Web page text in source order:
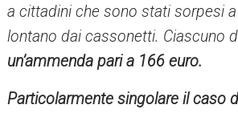
a cittadini che sono stati sorpesi
lontano dai cassonetti. Ciascuno
un’ammenda pari a 166 euro.
Particolarmente singolare il caso